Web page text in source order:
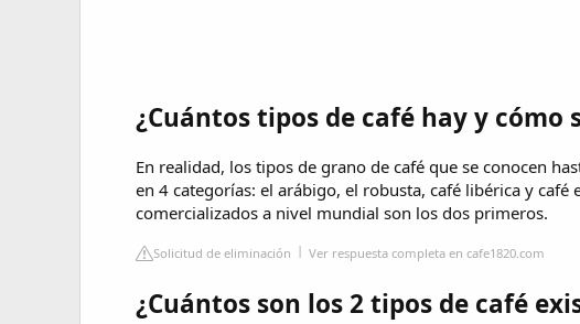
¿Cuántos tipos de café hay y cómo
En realidad, los tipos de grano de café que se conocen
en 4 categorías: el arábigo, el robusta, café libérica y café
comercializados a nivel mundial son los dos primeros.
Solicitud de eliminación Ver respuesta completa en cafe1820.com
¿Cuántos son los 2 tipos de café